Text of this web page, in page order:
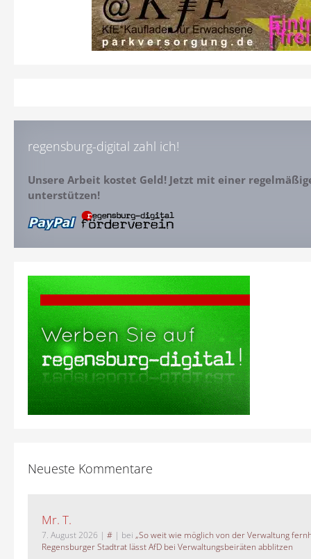
regensburg-digital zahl ich!
Unsere Arbeit kostet Geld! Jetzt mit einer
unterstützen!
Neueste Kommentare
Mr. T.
7. August 2026 | # | bei „So weit wie möglich von der Verwaltung
Regensburger Stadtrat lässt AfD bei Verwaltungsbeiräten abblitzen